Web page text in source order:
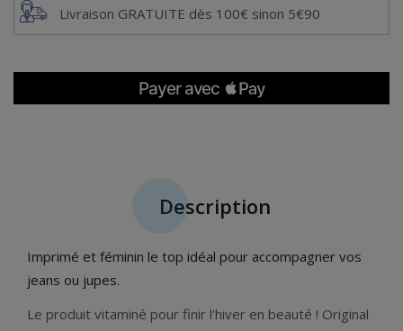
Livraison GRATUITE dès 100€ sinon 5€90
Description
Imprimé et féminin le top idéal pour accompagner vos
jeans ou jupes.
Le produit vitaminé pour finir l'hiver en beauté ! Original